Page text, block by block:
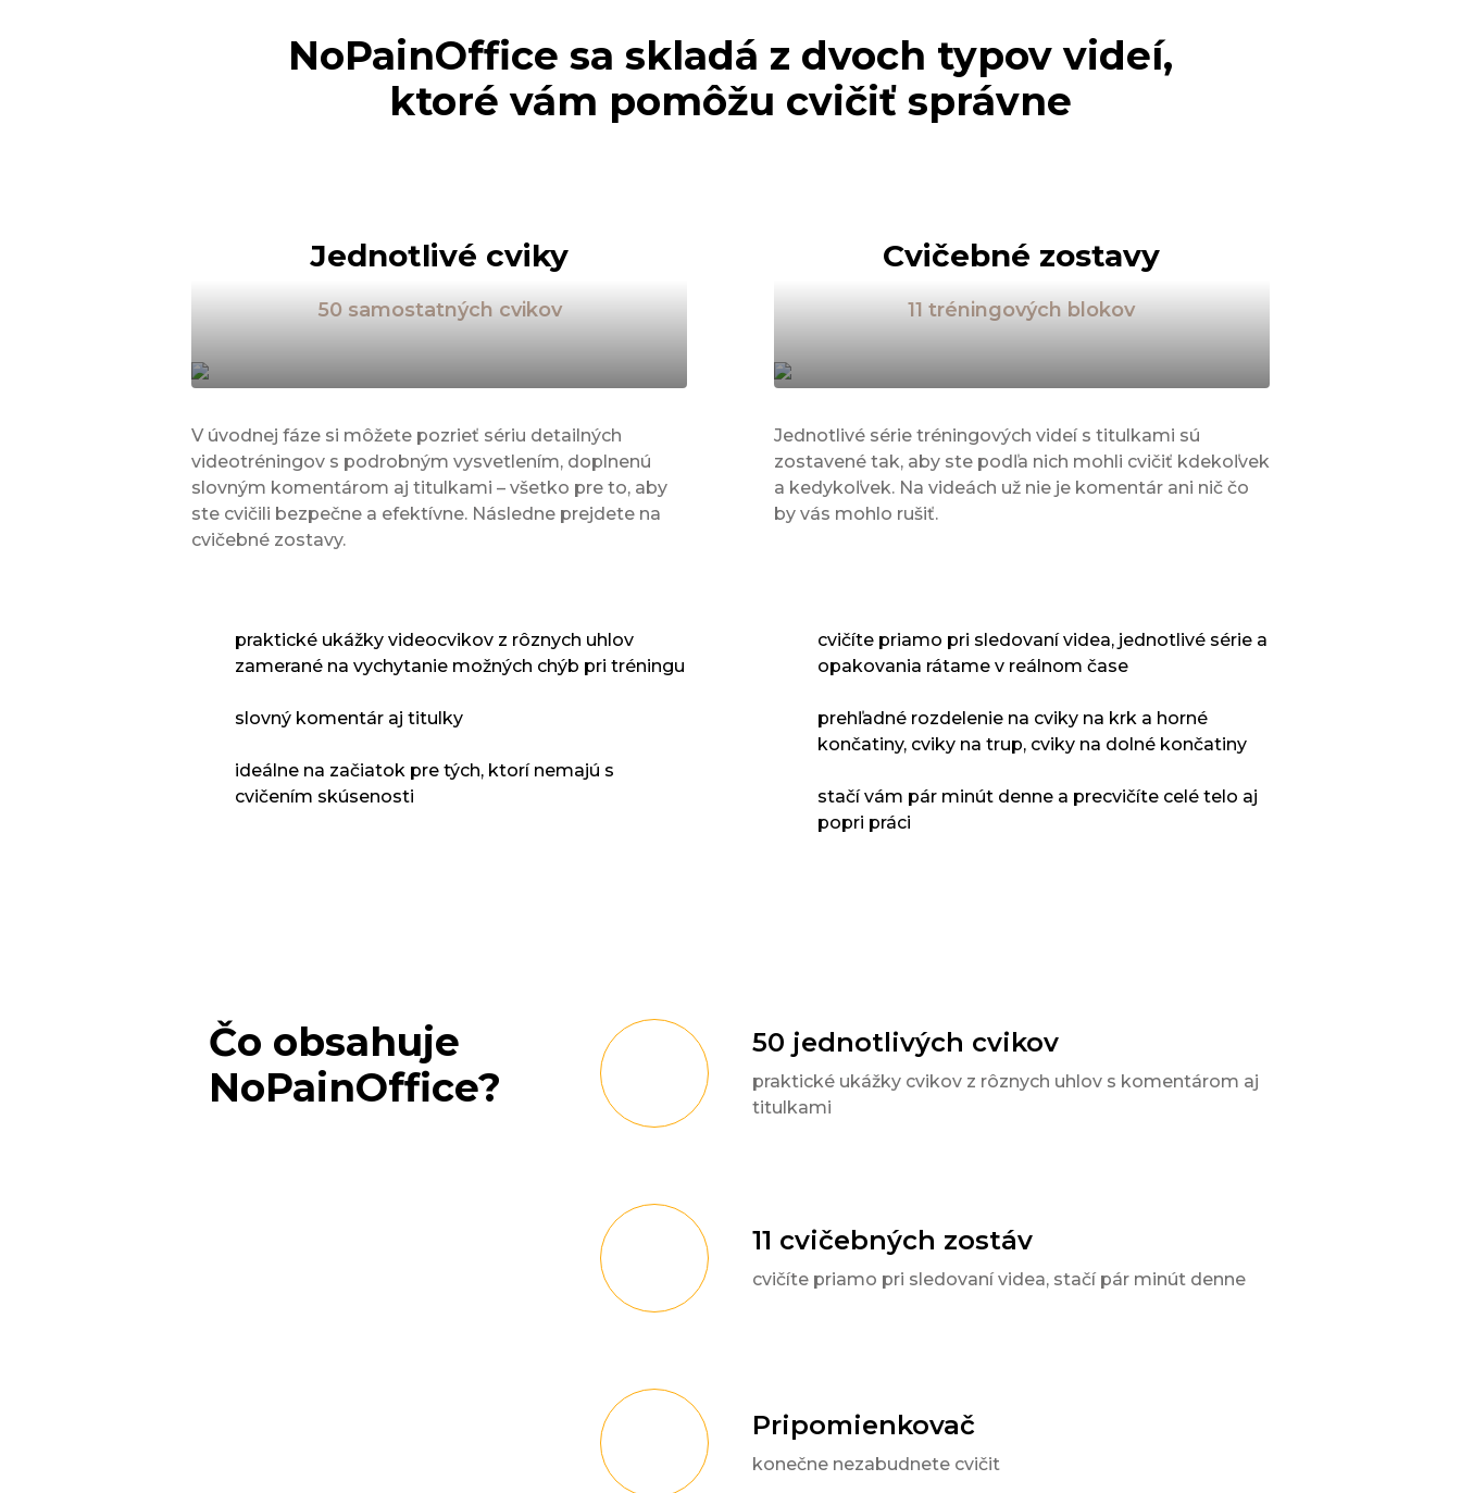
NoPainOffice sa skladá z dvoch typov videí,
ktoré vám pomôžu cvičiť správne
Jednotlivé cviky
50 samostatných cvikov
V úvodnej fáze si môžete pozrieť sériu detailných
videotréningov s podrobným vysvetlením, doplnenú
slovným komentárom aj titulkami – všetko pre to, aby
ste cvičili bezpečne a efektívne. Následne prejdete na
cvičebné zostavy.
Cvičebné zostavy
11 tréningových blokov
Jednotlivé série tréningových videí s titulkami sú
zostavené tak, aby ste podľa nich mohli cvičiť kdekoľvek
a kedykoľvek. Na videách už nie je komentár ani nič čo
by vás mohlo rušiť.
praktické ukážky videocvikov z rôznych uhlov
zamerané na vychytanie možných chýb pri tréningu
slovný komentár aj titulky
ideálne na začiatok pre tých, ktorí nemajú s
cvičením skúsenosti
cvičíte priamo pri sledovaní videa, jednotlivé série a
opakovania rátame v reálnom čase
prehľadné rozdelenie na cviky na krk a horné
končatiny, cviky na trup, cviky na dolné končatiny
stačí vám pár minút denne a precvičíte celé telo aj
popri práci
Čo obsahuje
NoPainOffice?
50 jednotlivých cvikov
praktické ukážky cvikov z rôznych uhlov s komentárom aj
titulkami
11 cvičebných zostáv
cvičíte priamo pri sledovaní videa, stačí pár minút denne
Pripomienkovač
konečne nezabudnete cvičit